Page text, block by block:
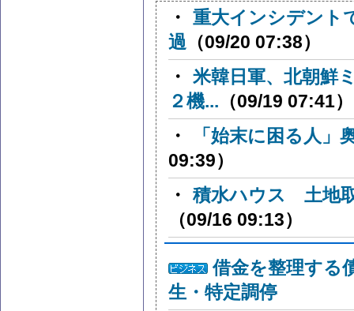
・ 重大インシデント
過 （09/20 07:38）
・ 米韓日軍、北朝鮮
２機... （09/19 07:41）
・
「始末に困る人」
09:39）
・ 積水ハウス 土地
（09/16 09:13）
借金を整理する
生・特定調停